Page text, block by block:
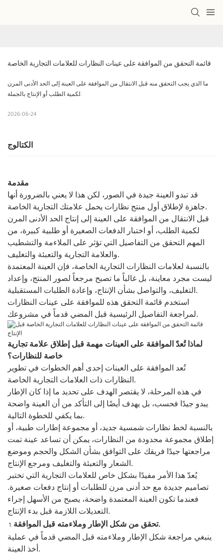
قائمة التحقق من الموافقة على عينات النظارات للعلامات التجارية الخاصة
ما الذي يجب التحقق منه قبل الانتقال من الموافقة على العينة إلى الحد الأدنى المرن
لكمية الطلب أو الإنتاج بالجملة.
2026-06-24
الكتالوج
مقدمة
قد تبدو العينة جيدة في الصور، لكن هذا لا يعني بالضرورة أنها
جاهزة لإطلاق أول منتج نظارات يحمل علامتك التجارية الخاصة.
قبل الانتقال من الموافقة على العينة إلى إنتاج الحد الأدنى المرن
لكمية الطلب، أو اختبار الدفعات الصغيرة أو طلبية كبيرة، من
المهم التحقق من التفاصيل التي تؤثر على الملاءمة والتشطيب
والعلامة التجارية والتعبئة والتغليف.
بالنسبة لعلامات النظارات التجارية الخاصة، فإن العينة المعتمدة
ليست مجرد معاينة، بل غالباً ما تصبح مرجعاً لصور المنتج، وإعداد
التغليف، والتواصل بشأن الإنتاج، وإعادة الطلبات المستقبلية.
استخدم قائمة التحقق هذه للموافقة على عينات النظارات
لمراجعة التفاصيل الرئيسية قبل المضي قدماً في مشروعك.
لماذا تُعدّ الموافقة على العينات مهمة قبل إطلاق علامة تجارية
خاصة للنظارات؟
تُعد الموافقة على العينات إحدى أهم الخطوات في تطوير
النظارات ذات العلامات التجارية الخاصة.
في هذه المرحلة، لا يقتصر الهدف على تحديد ما إذا كان الإطار
يبدو جيدًا فحسب، بل يهدف أيضًا إلى التأكد من أن العينة واضحة
بما يكفي للخطوة التالية.
بالنسبة لخط نظارات شمسية جديد، أو مجموعة إطارات طبية، أو
إطلاق مجموعة محدودة من النظارات، يمكن أن تساعد عينة تمت
مراجعتها جيدًا فريقك على التوافق بشأن الشكل والحجم وموضع
الشعار والتعبئة والتغليف ومرجع الإنتاج.
يُعدّ هذا الأمر مفيدًا بشكل خاص للعلامات التجارية التي تختبر
تصاميم جديدة مع حد أدنى مرن للطلبات أو إنتاج دفعات صغيرة.
فعندما تكون العينة المعتمدة واضحة، يصبح من الأسهل إجراء
التعديلات اللازمة قبل بدء الإنتاج.
تحقق من شكل الإطار وملاءمته قبل الموافقة.
ينبغي مراجعة شكل الإطار وملاءمته قبل المضي قدماً في عملية
أخذ العينة.